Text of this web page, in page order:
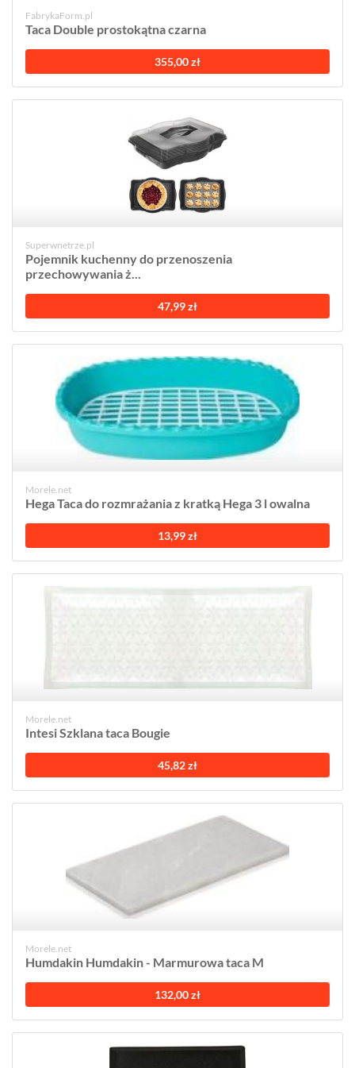
FabrykaForm.pl
Taca Double prostokątna czarna
355,00 zł
Superwnetrze.pl
Pojemnik kuchenny do przenoszenia
przechowywania ż...
47,99 zł
Morele.net
Hega Taca do rozmrażania z kratką Hega 3 l owalna
13,99 zł
Morele.net
Intesi Szklana taca Bougie
45,82 zł
Morele.net
Humdakin Humdakin - Marmurowa taca M
132,00 zł